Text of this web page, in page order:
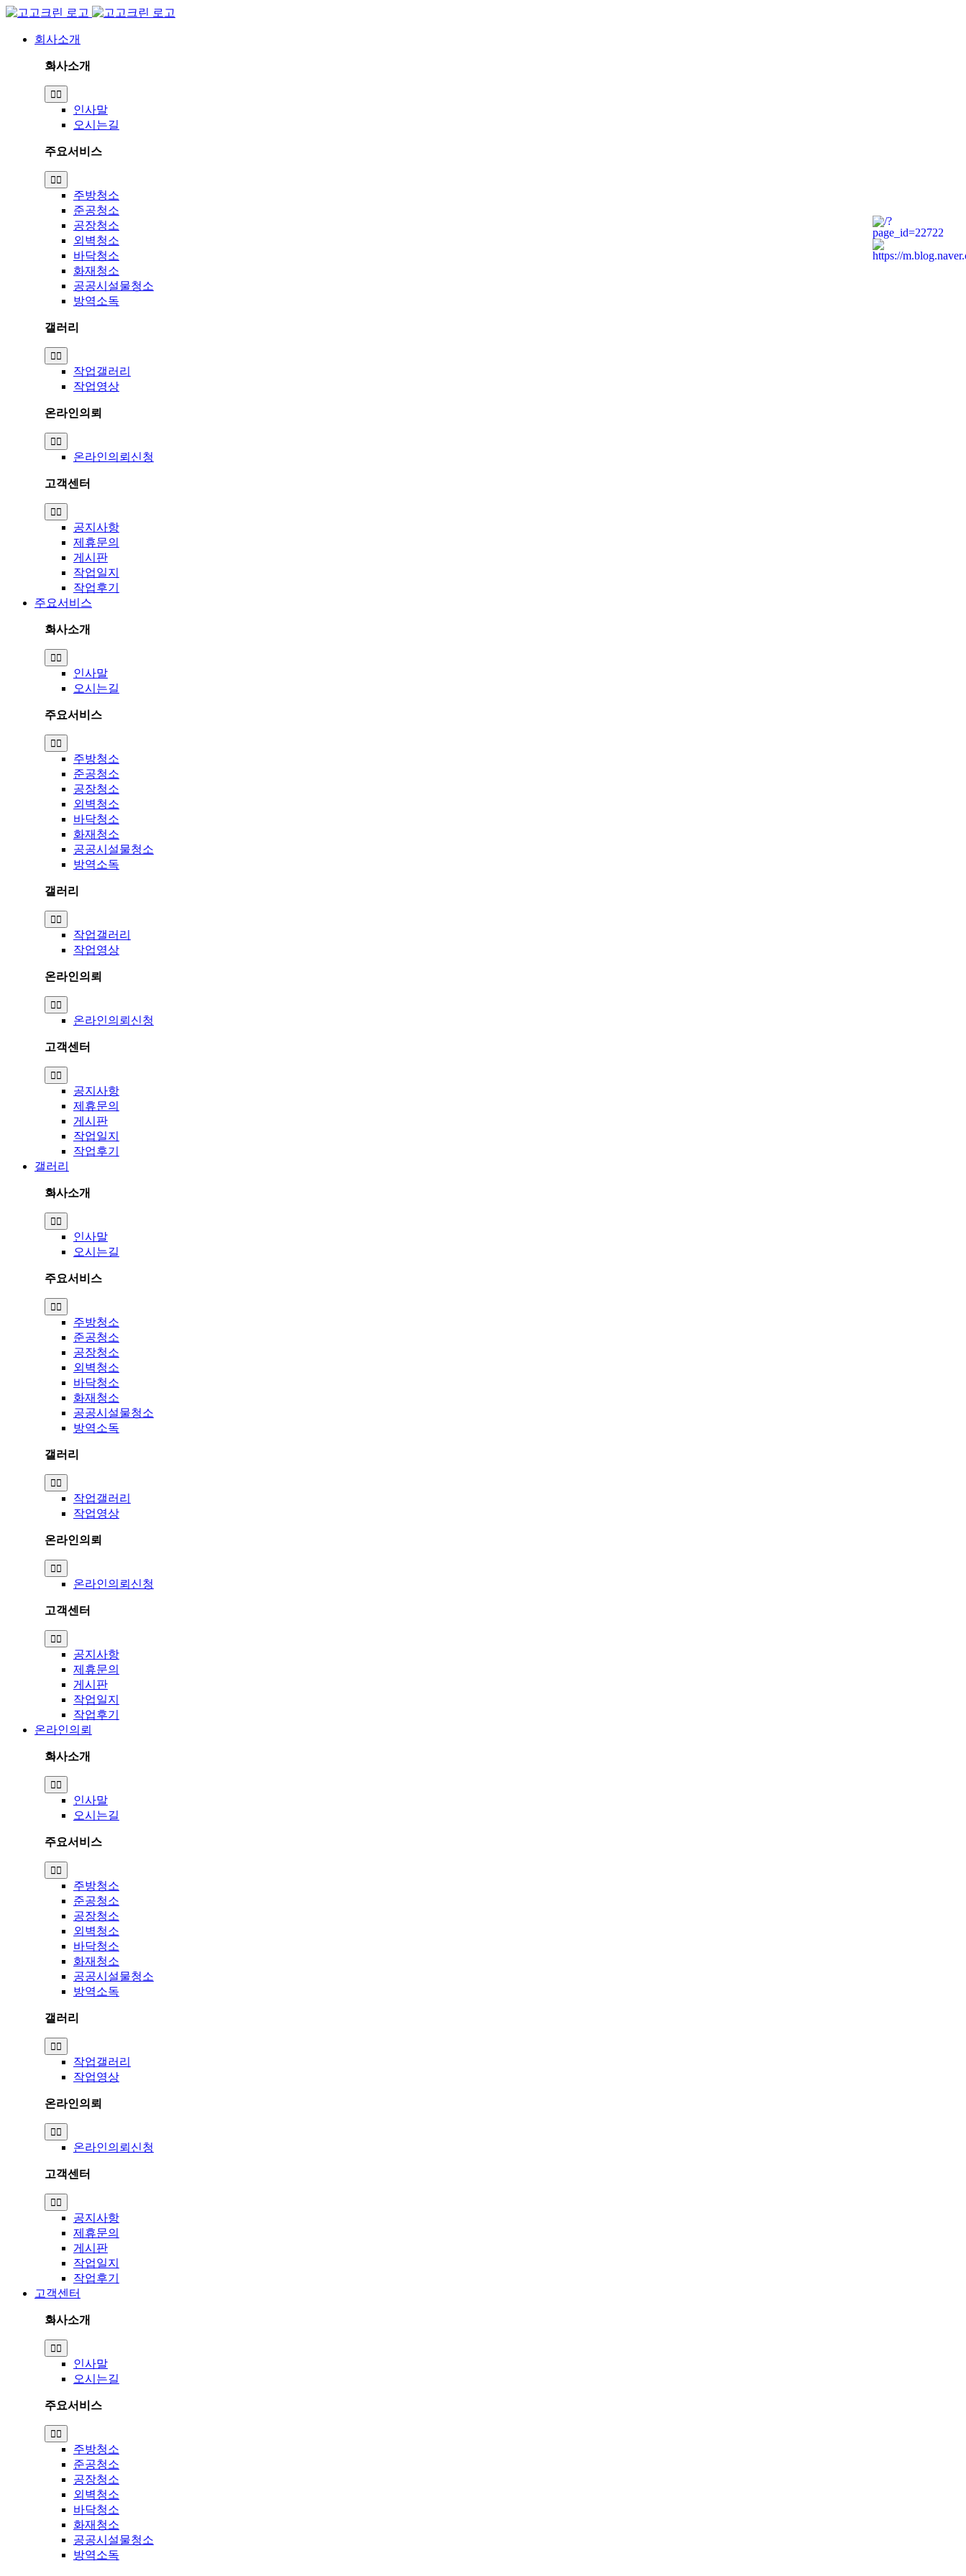
Skip
content회사소개
회사소개
Toggle
Navigation
인사말
오시는길
주요서비스
Toggle
Navigation
주방청소
준공청소
공장청소
외벽청소
바닥청소
화재청소
공공시설물청소
방역소독
갤러리
Toggle
Navigation
작업갤러리
작업영상
온라인의뢰
Toggle
Navigation
온라인의뢰신청
고객센터
Toggle
Navigation
공지사항
제휴문의
게시판
작업일지
작업후기
주요서비스
회사소개
Toggle
Navigation
인사말
오시는길
주요서비스
Toggle
Navigation
주방청소
준공청소
공장청소
외벽청소
바닥청소
화재청소
공공시설물청소
방역소독
갤러리
Toggle
Navigation
작업갤러리
작업영상
온라인의뢰
Toggle
Navigation
온라인의뢰신청
고객센터
Toggle
Navigation
공지사항
제휴문의
게시판
작업일지
작업후기
갤러리
회사소개
Toggle
Navigation
인사말
오시는길
주요서비스
Toggle
Navigation
주방청소
준공청소
공장청소
외벽청소
바닥청소
화재청소
공공시설물청소
방역소독
갤러리
Toggle
Navigation
작업갤러리
작업영상
온라인의뢰
Toggle
Navigation
온라인의뢰신청
고객센터
Toggle
Navigation
공지사항
제휴문의
게시판
작업일지
작업후기
온라인의뢰
회사소개
Toggle
Navigation
인사말
오시는길
주요서비스
Toggle
Navigation
주방청소
준공청소
공장청소
외벽청소
바닥청소
화재청소
공공시설물청소
방역소독
갤러리
Toggle
Navigation
작업갤러리
작업영상
온라인의뢰
Toggle
Navigation
온라인의뢰신청
고객센터
Toggle
Navigation
공지사항
제휴문의
게시판
작업일지
작업후기
고객센터
회사소개
Toggle
Navigation
인사말
오시는길
주요서비스
Toggle
Navigation
주방청소
준공청소
공장청소
외벽청소
바닥청소
화재청소
공공시설물청소
방역소독